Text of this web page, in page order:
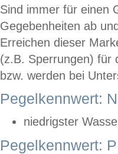
Sind immer für einen
Gegebenheiten ab
Erreichen dieser
(z.B. Sperrungen) für
bzw. werden bei
Pegelkennwert:
niedrigster
Pegelkennwert: